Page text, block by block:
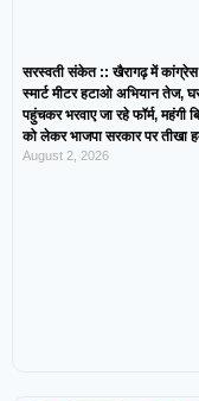
सरस्वती संकेत :: खैरागढ़ में
स्मार्ट मीटर हटाओ अभियान तेज,
पहुंचकर भरवाए जा रहे फॉर्म, महंगी
को लेकर भाजपा सरकार पर तीखा
August 2, 2026